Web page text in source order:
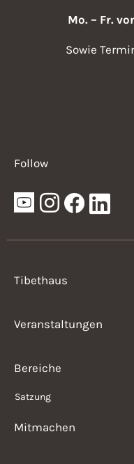
Mo. – Fr.
Sowie
Follow
Tibethaus
Veranstaltungen
Bereiche
Satzung
Mitmachen